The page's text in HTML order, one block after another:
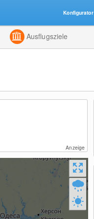
Kombiniert
Ausflugsziele
Anzeige
Konfigurator